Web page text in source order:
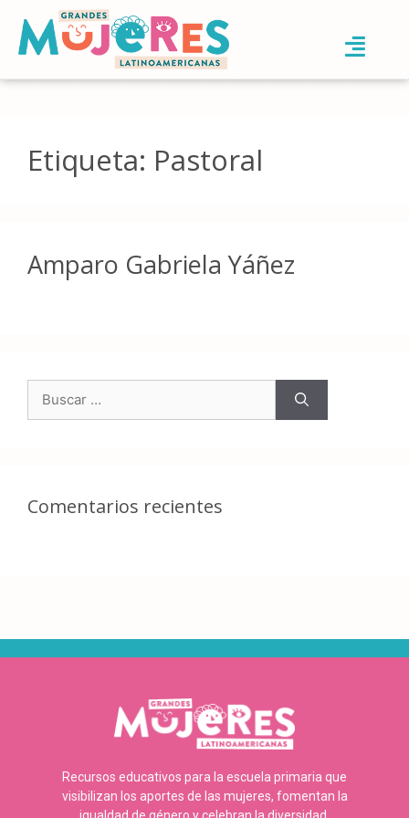
Etiqueta: Pastoral
Amparo Gabriela Yáñez
Comentarios recientes
Recursos educativos para la escuela primaria que
visibilizan los aportes de las mujeres, fomentan la
igualdad de género y celebran la diversidad.